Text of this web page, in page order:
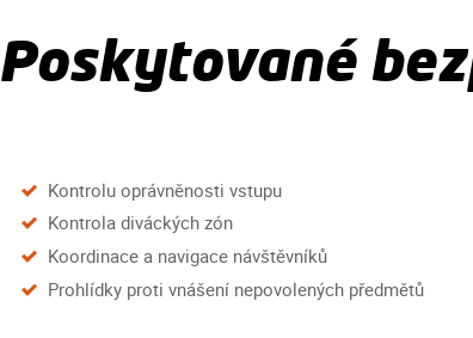
Poskytované
Kontrolu oprávněnosti vstupu
Kontrola diváckých zón
Koordinace a navigace návštěvníků
Prohlídky proti vnášení nepovolených předmětů